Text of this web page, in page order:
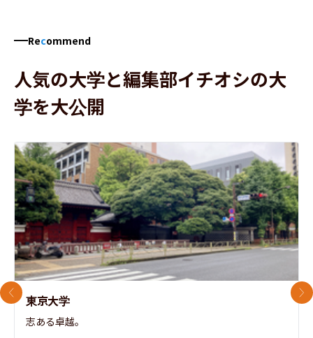
Recommend
人気の大学と編集部イチオシの大
学を大公開
東京大学
志ある卓越。
前のスライド 次